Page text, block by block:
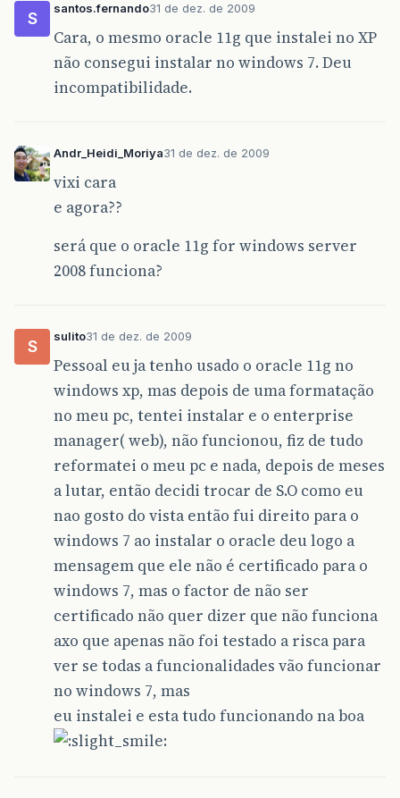
S
santos.fernando31 de dez. de 2009
Cara, o mesmo oracle 11g que instalei no XP
não consegui instalar no windows 7. Deu
incompatibilidade.
Andr_Heidi_Moriya31 de dez. de 2009
vixi cara
e agora??
será que o oracle 11g for windows server
2008 funciona?
S
sulito31 de dez. de 2009
Pessoal eu ja tenho usado o oracle 11g no
windows xp, mas depois de uma formatação
no meu pc, tentei instalar e o enterprise
manager( web), não funcionou, fiz de tudo
reformatei o meu pc e nada, depois de meses
a lutar, então decidi trocar de S.O como eu
nao gosto do vista então fui direito para o
windows 7 ao instalar o oracle deu logo a
mensagem que ele não é certificado para o
windows 7, mas o factor de não ser
certificado não quer dizer que não funciona
axo que apenas não foi testado a risca para
ver se todas a funcionalidades vão funcionar
no windows 7, mas
eu instalei e esta tudo funcionando na boa